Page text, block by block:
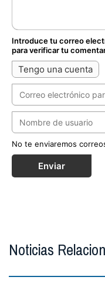
Introduce tu correo
para verificar tu
Tengo una cuenta
No te enviaremos
Enviar
Noticias